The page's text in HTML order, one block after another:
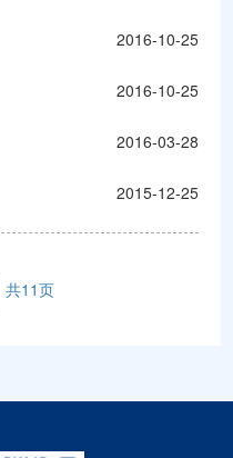
2016-10-25
2016-10-25
2016-03-28
2015-12-25
共11页